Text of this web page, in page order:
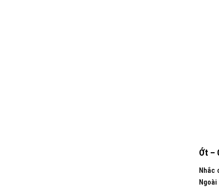
Ớt –
Nhắc